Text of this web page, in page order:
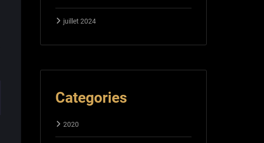
juillet 2024
Categories
2020